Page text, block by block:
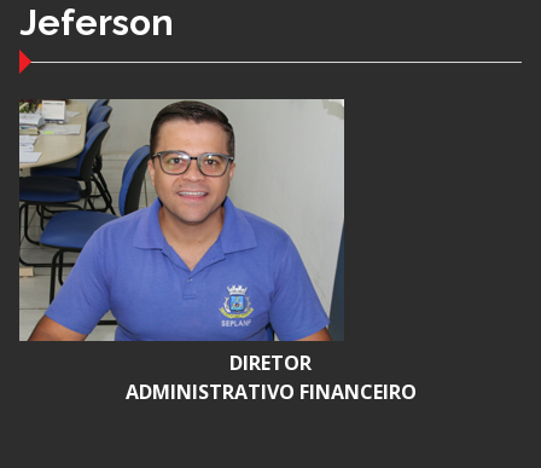
Jeferson
DIRETOR
ADMINISTRATIVO FINANCEIRO